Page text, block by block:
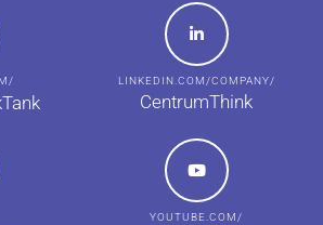
LINKEDIN.COM/COMPANY/
CentrumThink
YOUTUBE.COM/